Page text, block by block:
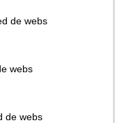
de webs
webs
de webs